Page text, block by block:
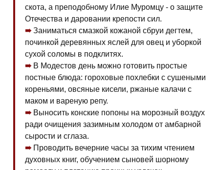
скота, а преподобному Илие Муромцу - о защите
Отечества и даровании крепости сил.
Заниматься смазкой кожаной сбруи дегтем,
починкой деревянных яслей для овец и уборкой
сухой соломы в подклитях.
В Модестов день можно готовить простые
постные блюда: гороховые похлебки с сушеными
кореньями, овсяные кисели, ржаные калачи с
маком и вареную репу.
Выносить конские попоны на морозный воздух
ради очищения зазимным холодом от амбарной
сырости и сглаза.
Проводить вечерние часы за тихим чтением
духовных книг, обучением сыновей шорному